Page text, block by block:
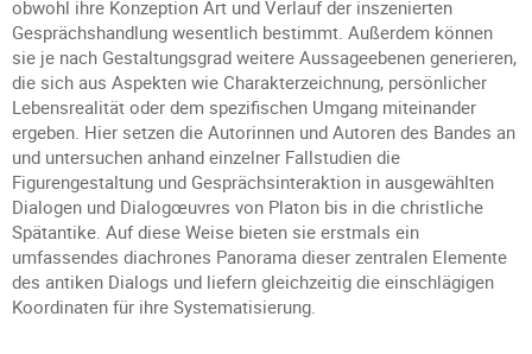
obwohl ihre Konzeption Art und Verlauf der inszenierten
Gesprächshandlung wesentlich bestimmt. Außerdem können
sie je nach Gestaltungsgrad weitere Aussageebenen generieren,
die sich aus Aspekten wie Charakterzeichnung, persönlicher
Lebensrealität oder dem spezifischen Umgang miteinander
ergeben. Hier setzen die Autorinnen und Autoren des Bandes an
und untersuchen anhand einzelner Fallstudien die
Figurengestaltung und Gesprächsinteraktion in ausgewählten
Dialogen und Dialogœuvres von Platon bis in die christliche
Spätantike. Auf diese Weise bieten sie erstmals ein
umfassendes diachrones Panorama dieser zentralen Elemente
des antiken Dialogs und liefern gleichzeitig die einschlägigen
Koordinaten für ihre Systematisierung.